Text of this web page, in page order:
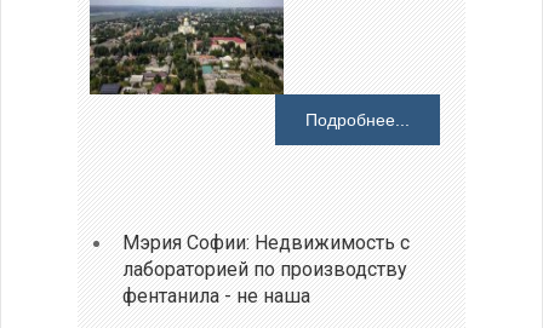
Подробнее...
Мэрия Софии: Недвижимость с
лабораторией по производству
фентанила - не наша